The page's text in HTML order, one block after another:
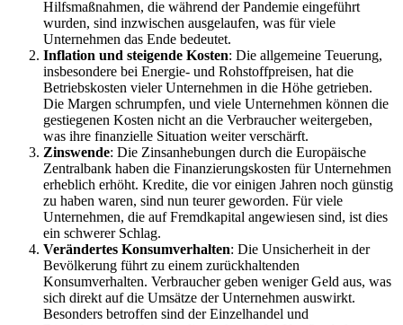
Hilfsmaßnahmen, die während der Pandemie eingeführt
wurden, sind inzwischen ausgelaufen, was für viele
Unternehmen das Ende bedeutet.
Inflation und steigende Kosten: Die allgemeine Teuerung,
insbesondere bei Energie- und Rohstoffpreisen, hat die
Betriebskosten vieler Unternehmen in die Höhe getrieben.
Die Margen schrumpfen, und viele Unternehmen können die
gestiegenen Kosten nicht an die Verbraucher weitergeben,
was ihre finanzielle Situation weiter verschärft.
Zinswende: Die Zinsanhebungen durch die Europäische
Zentralbank haben die Finanzierungskosten für Unternehmen
erheblich erhöht. Kredite, die vor einigen Jahren noch günstig
zu haben waren, sind nun teurer geworden. Für viele
Unternehmen, die auf Fremdkapital angewiesen sind, ist dies
ein schwerer Schlag.
Verändertes Konsumverhalten: Die Unsicherheit in der
Bevölkerung führt zu einem zurückhaltenden
Konsumverhalten. Verbraucher geben weniger Geld aus, was
sich direkt auf die Umsätze der Unternehmen auswirkt.
Besonders betroffen sind der Einzelhandel und